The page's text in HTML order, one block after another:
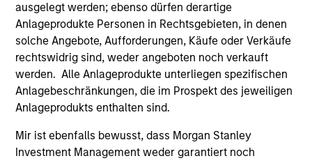
ausgelegt werden; ebenso dürfen derartige
Anlageprodukte Personen in Rechtsgebieten, in denen
solche Angebote, Aufforderungen, Käufe oder Verkäufe
rechtswidrig sind, weder angeboten noch verkauft
werden. Alle Anlageprodukte unterliegen spezifischen
Anlagebeschränkungen, die im Prospekt des jeweiligen
Anlageprodukts enthalten sind.
Mir ist ebenfalls bewusst, dass Morgan Stanley
Investment Management weder garantiert noch
As of July 25, 2025. The above is provided for informational
and educational purposes only. There is no guarantee that
the investment mentioned resulted in positive performance
(for realized holdings), or will perform well in the future (for
current holdings). The trademarks and service marks above
are the property of their respective owners. The information
on this website has not been authorized, sponsored, or
otherwise approved by such owners. By clicking on any
links shown here, you agree that you are navigating to a
third party site. We are providing these hyperlinks to you
only as a convenience and the inclusion of any hyperlink is
not and does not imply any endorsement, approval,